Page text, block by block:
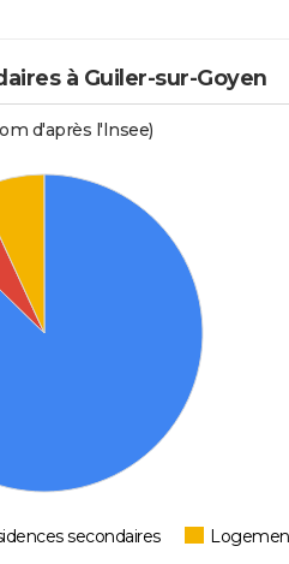
à Guiler-sur-Goyen
d'après l'Insee)
secondaires